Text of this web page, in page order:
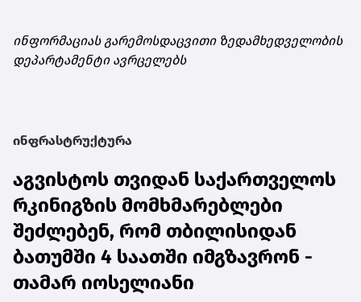
ინფორმაციას გარემოსდაცვითი ზედამხედველობის
დეპარტამენტი ავრცელებს
ინფრასტრუქტურა
აგვისტოს თვიდან საქართველოს
რკინიგზის მომხმარებლები
შეძლებენ, რომ თბილისიდან
ბათუმში 4 საათში იმგზავრონ -
თამარ იოსელიანი